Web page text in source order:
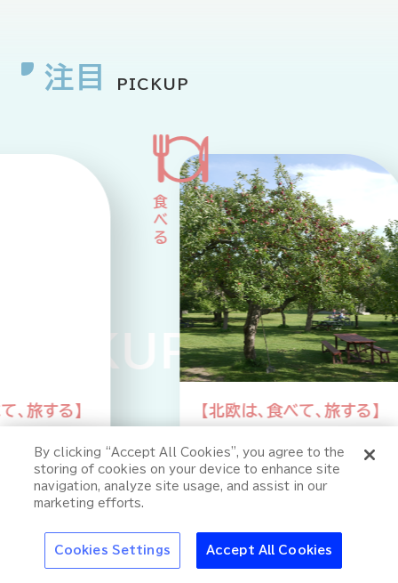
特集
アサヒの新しい顔
『green cola（グリ
ーンコーラ）』が届け
注目 PICKUP
PICKUP
【北欧は、食べて、旅する】
ップサイクルな食事情
By clicking “Accept All Cookies”, you agree to the
storing of cookies on your device to enhance site
navigation, analyze site usage, and assist in our
marketing efforts.
Cookies Settings Accept All Cookies